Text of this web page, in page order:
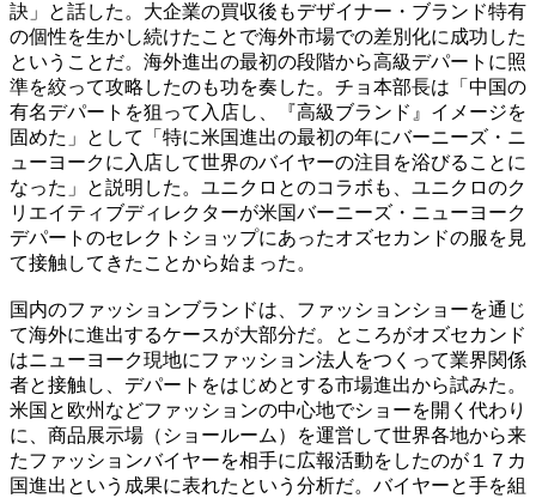
訣」と話した。大企業の買収後もデザイナー・ブランド特有
の個性を生かし続けたことで海外市場での差別化に成功した
ということだ。海外進出の最初の段階から高級デパートに照
準を絞って攻略したのも功を奏した。チョ本部長は「中国の
有名デパートを狙って入店し、『高級ブランド』イメージを
固めた」として「特に米国進出の最初の年にバーニーズ・ニ
ューヨークに入店して世界のバイヤーの注目を浴びることに
なった」と説明した。ユニクロとのコラボも、ユニクロのク
リエイティブディレクターが米国バーニーズ・ニューヨーク
デパートのセレクトショップにあったオズセカンドの服を見
て接触してきたことから始まった。
国内のファッションブランドは、ファッションショーを通じ
て海外に進出するケースが大部分だ。ところがオズセカンド
はニューヨーク現地にファッション法人をつくって業界関係
者と接触し、デパートをはじめとする市場進出から試みた。
米国と欧州などファッションの中心地でショーを開く代わり
に、商品展示場（ショールーム）を運営して世界各地から来
たファッションバイヤーを相手に広報活動をしたのが１７カ
国進出という成果に表れたという分析だ。バイヤーと手を組